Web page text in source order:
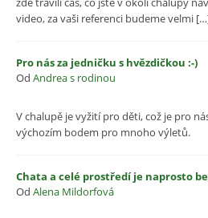
video, za vaši referenci budeme velmi
Pro nás za jedničku s hvězdičkou :-)
Od Andrea s rodinou
V chalupě je vyžití pro děti, což je pro
výchozím bodem pro mnoho výletů.
Chata a celé prostředí je naprosto
Od Alena Mildorfová